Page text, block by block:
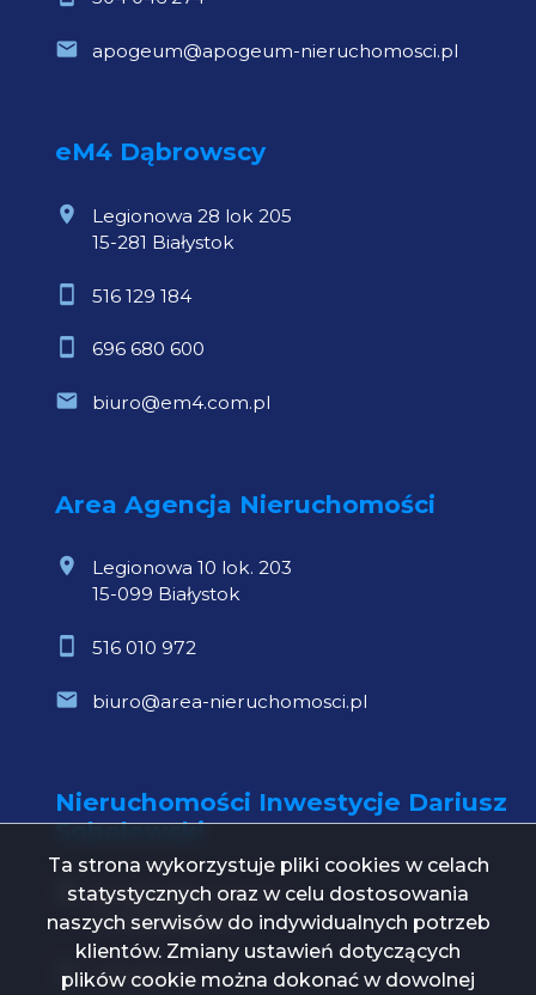
apogeum@apogeum-nieruchomosci.pl
eM4 Dąbrowscy
Legionowa 28 lok 205
15-281 Białystok
516 129 184
696 680 600
biuro@em4.com.pl
Area Agencja Nieruchomości
Legionowa 10 lok. 203
15-099 Białystok
516 010 972
biuro@area-nieruchomosci.pl
Nieruchomości Inwestycje Dariusz
Sobolewski
Św. Mikołaja 1 lok. 21
15-419 Białystok
739 000 112
Ta strona wykorzystuje pliki cookies w celach
statystycznych oraz w celu dostosowania
naszych serwisów do indywidualnych potrzeb
klientów. Zmiany ustawień dotyczących
plików cookie można dokonać w dowolnej